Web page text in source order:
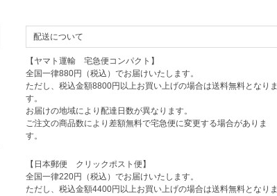
配送について
【ヤマト運輸 宅急便コンパクト】
全国一律880円（税込）でお届けいたします。
ただし、税込金額8800円以上お買い上げの場合は送料無料となりま
す。
お届けの地域により配達日数が異なります。
ご注文の商品数により差額無料で宅急便に変更する場合がありま
す。
【日本郵便 クリックポスト便】
全国一律220円（税込）でお届けいたします。
ただし、税込金額4400円以上お買い上げの場合は送料無料となりま